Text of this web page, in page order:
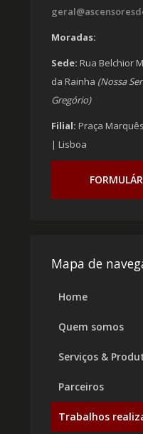
Moradas:
Sede: Rua Belchior
da Rainha (Nossa
Gregório)
Filial: Praça
| Lisboa
Mapa de
Home
Quem somos
Serviços &
Parceiros
Trabalhos